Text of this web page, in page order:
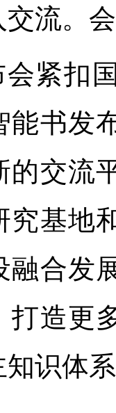
流。
紧扣
能书发
的交流
究基地
融合发
打造更
识体